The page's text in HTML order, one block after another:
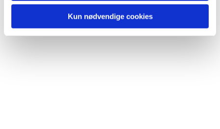
Kun nødvendige cookies